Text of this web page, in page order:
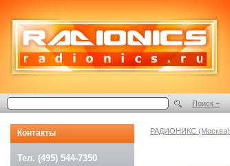
РАДИОНИКС (Москва)
Контакты
Тел. (495) 544-7350
Поиск +